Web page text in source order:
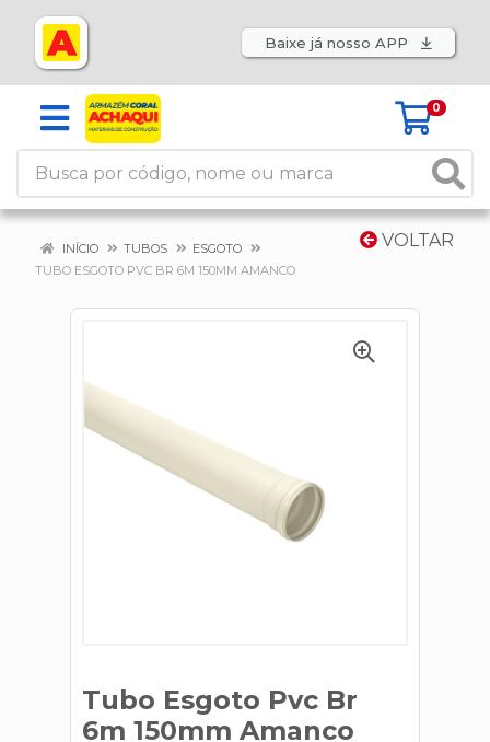
Baixe já nosso APP
0
VOLTAR
INÍCIO TUBOS
ESGOTO
TUBO ESGOTO PVC BR 6M 150MM AMANCO
Tubo Esgoto Pvc Br
6m 150mm Amanco